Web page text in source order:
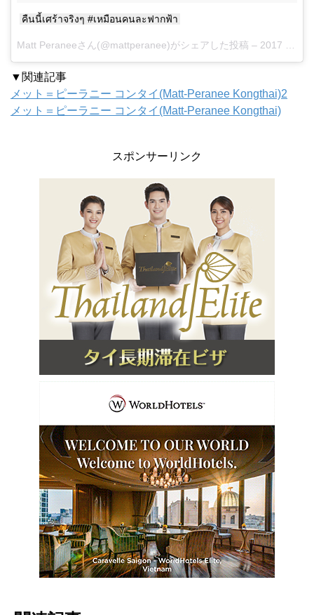
คืนนี้เศร้าจริงๆ #เหมือนคนละฟากฟ้า
Matt Peraneeさん(@mattperanee)がシェアした投稿 – 2017 6月 5 4:13午前 PDT
▼関連記事
メット＝ピーラニー コンタイ(Matt-Peranee Kongthai)2
メット＝ピーラニー コンタイ(Matt-Peranee Kongthai)
スポンサーリンク